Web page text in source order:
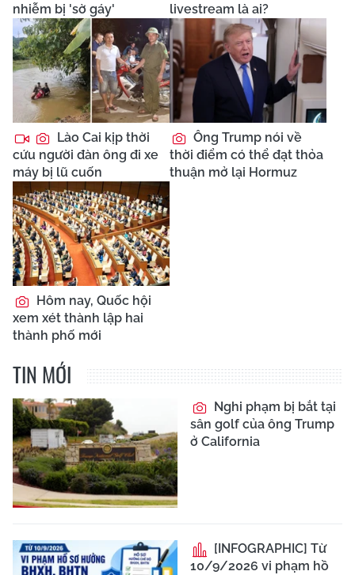
nhiễm bị 'sờ gáy'
livestream là ai?
Lào Cai kịp thời
cứu người đàn ông đi xe
máy bị lũ cuốn
Ông Trump nói về
thời điểm có thể đạt thỏa
thuận mở lại Hormuz
Hôm nay, Quốc hội
xem xét thành lập hai
thành phố mới
TIN MỚI
Nghi phạm bị bắt tại
sân golf của ông Trump
ở California
[INFOGRAPHIC] Từ
10/9/2026 vi phạm hồ